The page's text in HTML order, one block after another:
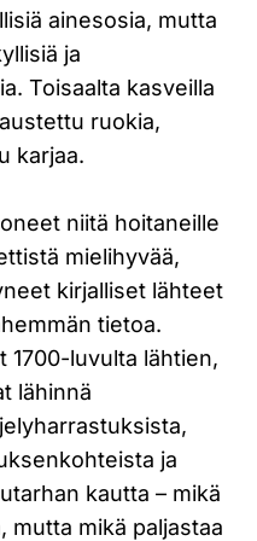
ainesosia, mutta
ja
Toisaalta kasveilla
ruokia,
karjaa.
niitä hoitaneille
mielihyvää,
kirjalliset lähteet
tietoa.
1700-luvulta lähtien,
lähinnä
ja
kautta – mikä
mutta mikä paljastaa